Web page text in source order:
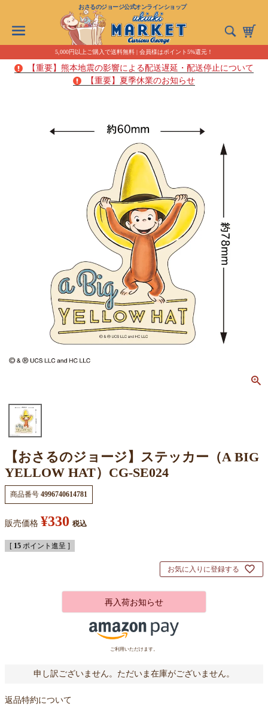
おさるのジョージ公式オンラインショップ
5,000円以上ご購入で送料無料 | 会員様はポイント5%還元！
【重要】熊本地震の影響による配送遅延・配送停止について
【重要】夏季休業のお知らせ
【おさるのジョージ】ステッカー（A BIG
YELLOW HAT）CG-SE024
商品番号 4996740614781
販売価格 ¥330 税込
[ 15 ポイント進呈 ]
お気に入りに登録する
再入荷お知らせ
ご利用いただけます。
申し訳ございません。ただいま在庫がございません。
返品特約について